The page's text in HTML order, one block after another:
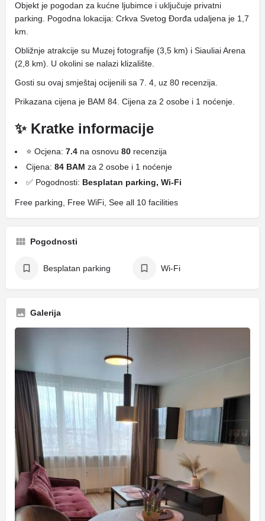
Objekt je pogodan za kućne ljubimce i uključuje privatni
parking. Pogodna lokacija: Crkva Svetog Đorđa udaljena je 1,7
km.
Obližnje atrakcije su Muzej fotografije (3,5 km) i Siauliai Arena
(2,8 km). U okolini se nalazi klizalište.
Gosti su ovaj smještaj ocijenili sa 7. 4, uz 80 recenzija.
Prikazana cijena je BAM 84. Cijena za 2 osobe i 1 noćenje.
✨ Kratke informacije
⭐ Ocjena: 7.4 na osnovu 80 recenzija
Cijena: 84 BAM za 2 osobe i 1 noćenje
✅ Pogodnosti: Besplatan parking, Wi-Fi
Free parking, Free WiFi, See all 10 facilities
Pogodnosti
Besplatan parking Wi-Fi
Galerija